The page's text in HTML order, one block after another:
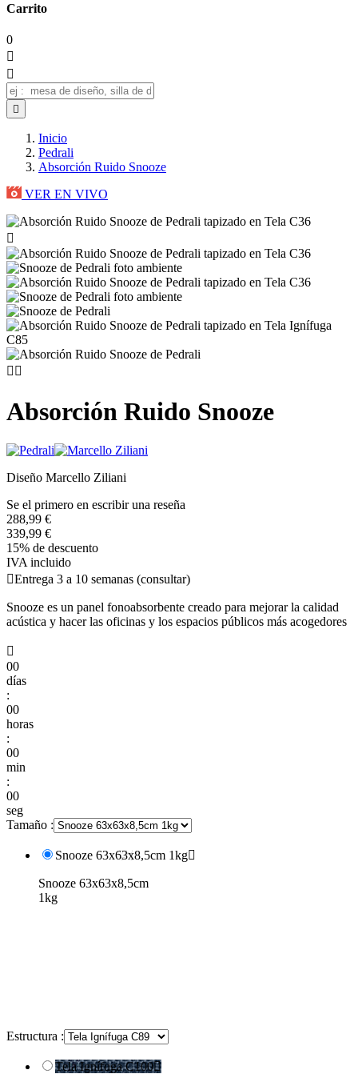
Carrito
0



Inicio
Pedrali
Absorción Ruido Snooze
VER EN VIVO

 
Absorción Ruido Snooze
Diseño Marcello Ziliani
Se el primero en escribir una reseña
288,99 €
339,99 €
15% de descuento
IVA incluido
Entrega 3 a 10 semanas (consultar)
Snooze es un panel fonoabsorbente creado para mejorar la calidad
acústica y hacer las oficinas y los espacios públicos más acogedores

00
días
:
00
horas
:
00
min
:
00
seg
Tamaño :
Snooze 63x63x8,5cm 1kg
Snooze 63x63x8,5cm
1kg
Estructura :
Tela Ignífuga C100